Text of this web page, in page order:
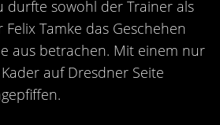
durfte sowohl der Trainer als
Tamke das Geschehen
aus betrachen. Mit einem nur
auf Dresdner Seite